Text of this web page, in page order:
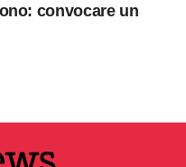
convocare un